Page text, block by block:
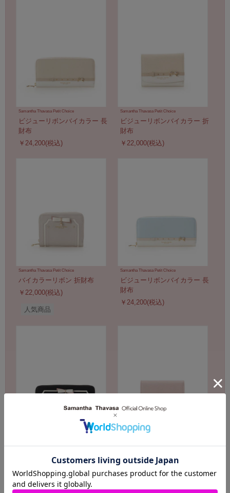
Samantha Thavasa Petit Choice
ビジューリボンバイカラー 長
財布
￥24,200(税込)
Samantha Thavasa Petit Choice
ビジューリボンバイカラー 折
財布
￥22,000(税込)
Samantha Thavasa Petit Choice
バイカラーリボン 折財布
￥22,000(税込)
人気商品
Samantha Thavasa Petit Choice
ビジューリボンバイカラー 長
財布
￥24,200(税込)
バイカラーリボン 長財布
￥24,200(税込)
ビジューリボンバイカラー 折
財布
￥22,000(税込)